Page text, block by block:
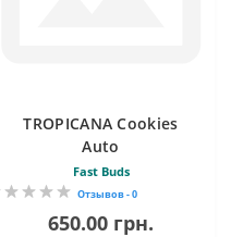
TROPICANA Cookies
Auto
Fast Buds
Отзывов - 0
650.00 грн.